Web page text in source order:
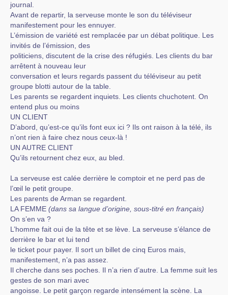
journal.
Avant de repartir, la serveuse monte le son du téléviseur
manifestement pour les ennuyer.
L’émission de variété est remplacée par un débat politique. Les
invités de l’émission, des
politiciens, discutent de la crise des réfugiés. Les clients du bar
arrêtent à nouveau leur
conversation et leurs regards passent du téléviseur au petit
groupe blotti autour de la table.
Les parents se regardent inquiets. Les clients chuchotent. On
entend plus ou moins
UN CLIENT
D’abord, qu’est-ce qu’ils font eux ici ? Ils ont raison à la télé, ils
n’ont rien à faire chez nous ceux-là !
UN AUTRE CLIENT
Qu’ils retournent chez eux, au bled.
La serveuse est calée derrière le comptoir et ne perd pas de
l’œil le petit groupe.
Les parents de Arman se regardent.
LA FEMME (dans sa langue d’origine, sous-titré en français)
On s’en va ?
L’homme fait oui de la tête et se lève. La serveuse s’élance de
derrière le bar et lui tend
le ticket pour payer. Il sort un billet de cinq Euros mais,
manifestement, n’a pas assez.
Il cherche dans ses poches. Il n’a rien d’autre. La femme suit les
gestes de son mari avec
angoisse. Le petit garçon regarde intensément la scène. La